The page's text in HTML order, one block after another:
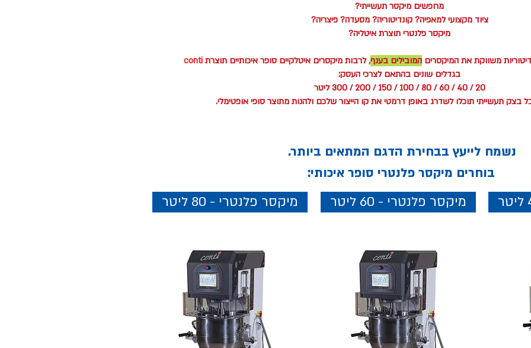
מחפשים מיקסר תעשייתי?
ציוד מקצועי למאפיה? קונדיטוריה? מסעדה? פיצריה?
מיקסר פלנטרי תוצרת איטליה?
משווקת את המיקסריםהמובילים בענף, לרבות מיקסרים איטלקיים סופר איכותיים תוצרתconti
בגדלים שונים בהתאם לצרכי העסק:
20 / 40 / 60 / 80 / 100 / 150 / 200 / 300 ליטר
תעשייתי תוכלו לשדרג באופן דרמטי את קו הייצור שלכם ולהנות מתוצר סופי אופטימלי.
בוחרים מיקסר פלנטרי סופר איכותי:
נשמח לייעץ בבחירת הדגם המתאים ביותר.
מיקסר פלנטרי - 80 ליטר מיקסר פלנטרי - 60 ליטר